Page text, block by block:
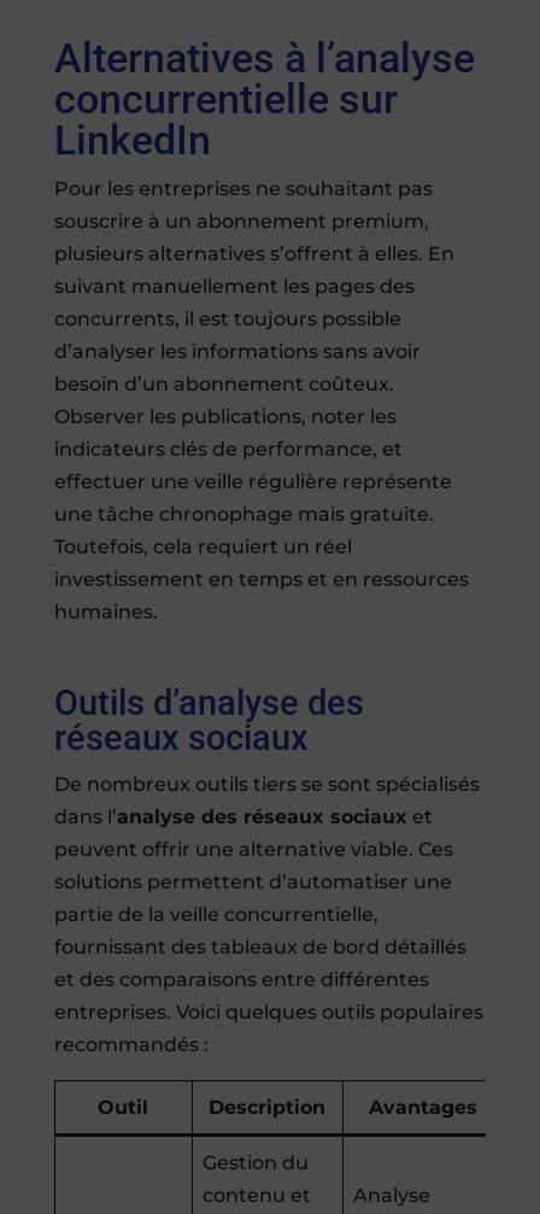
Alternatives à l’analyse
concurrentielle sur
LinkedIn
Pour les entreprises ne souhaitant pas
souscrire à un abonnement premium,
plusieurs alternatives s’offrent à elles. En
suivant manuellement les pages des
concurrents, il est toujours possible
d’analyser les informations sans avoir
besoin d’un abonnement coûteux.
Observer les publications, noter les
indicateurs clés de performance, et
effectuer une veille régulière représente
une tâche chronophage mais gratuite.
Toutefois, cela requiert un réel
investissement en temps et en ressources
humaines.
Outils d’analyse des
réseaux sociaux
De nombreux outils tiers se sont spécialisés
dans l’analyse des réseaux sociaux et
peuvent offrir une alternative viable. Ces
solutions permettent d’automatiser une
partie de la veille concurrentielle,
fournissant des tableaux de bord détaillés
et des comparaisons entre différentes
entreprises. Voici quelques outils populaires
recommandés :
Outil Description Avantages
Gestion du
contenu et
Analyse